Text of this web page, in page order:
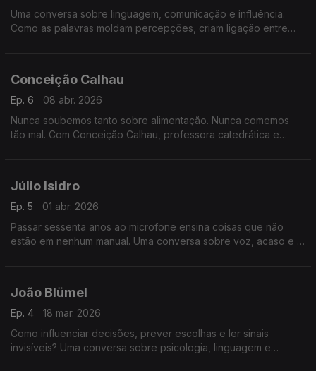
Uma conversa sobre linguagem, comunicação e influência.
Como as palavras moldam percepções, criam ligação entre
Conceição Calhau
Ep. 6
08 abr. 2026
Nunca soubemos tanto sobre alimentação. Nunca comemos
tão mal. Com Conceição Calhau, professora catedrática e
Júlio Isidro
Ep. 5
01 abr. 2026
Passar sessenta anos ao microfone ensina coisas que não
estão em nenhum manual. Uma conversa sobre voz, acaso e o
João Blümel
Ep. 4
18 mar. 2026
Como influenciar decisões, prever escolhas e ler sinais
invisíveis? Uma conversa sobre psicologia, linguagem e